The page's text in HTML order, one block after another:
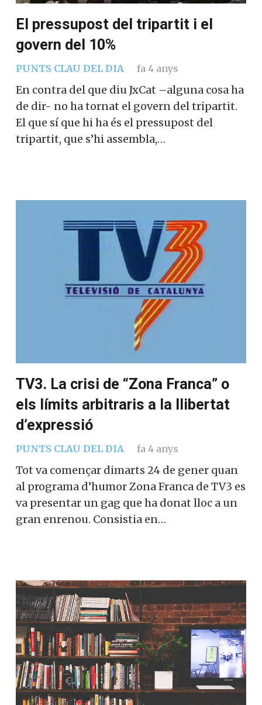
El pressupost del tripartit i el
govern del 10%
PUNTS CLAU DEL DIA fa 4 anys
En contra del que diu JxCat –alguna cosa ha
de dir- no ha tornat el govern del tripartit.
El que sí que hi ha és el pressupost del
tripartit, que s’hi assembla,…
TV3. La crisi de “Zona Franca” o
els límits arbitraris a la llibertat
d’expressió
PUNTS CLAU DEL DIA fa 4 anys
Tot va començar dimarts 24 de gener quan
al programa d’humor Zona Franca de TV3 es
va presentar un gag que ha donat lloc a un
gran enrenou. Consistia en…